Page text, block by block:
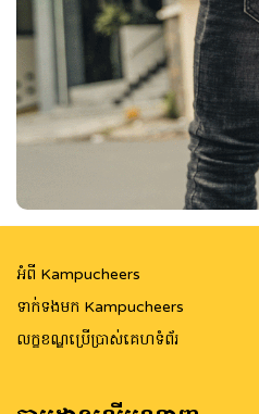
អំពី Kampucheers
ទាក់ទងមក Kampucheers
លក្ខខណ្ឌប្រើប្រាស់គេហទំព័រ